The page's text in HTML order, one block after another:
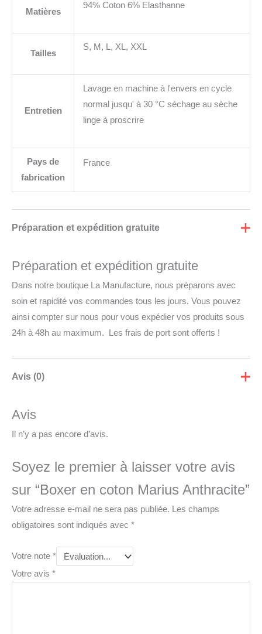
Matières
94% Coton 6% Elasthanne
Tailles
S, M, L, XL, XXL
Entretien
Lavage en machine à l'envers en cycle
normal jusqu' à 30 °C séchage au sèche
linge à proscrire
Pays de
fabrication
France
Préparation et expédition gratuite
Préparation et expédition gratuite
Dans notre boutique La Manufacture, nous préparons avec
soin et rapidité vos commandes tous les jours. Vous pouvez
ainsi compter sur nous pour vous expédier vos produits sous
24h à 48h au maximum. Les frais de port sont offerts !
Avis (0)
Avis
Il n’y a pas encore d’avis.
Soyez le premier à laisser votre avis
sur “Boxer en coton Marius Anthracite”
Votre adresse e-mail ne sera pas publiée.
Les champs
obligatoires sont indiqués avec *
Votre note *
Votre avis *